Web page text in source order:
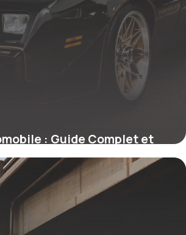
: Guide Complet et